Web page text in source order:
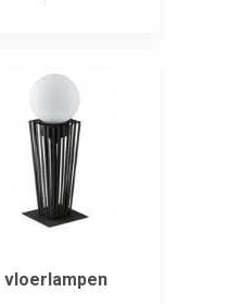
vloerlampen